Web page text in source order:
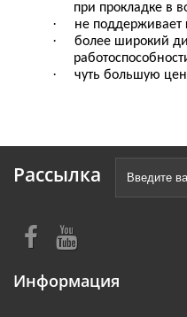
при прокладке в
· не поддерживает
·
более широкий
· чуть большую
Рассылка
Информация